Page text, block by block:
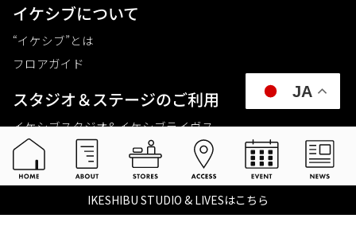
IKESHIBU STUDIO & LIVESはこちら
イケシブについて
“イケシブ”とは
フロアガイド
スタジオ＆ステージのご利⽤
イケシブスタジオ& イケシブライヴス
お買いものをする
池部楽器店 総合ECサイト
池部楽器店 店舗一覧
JA